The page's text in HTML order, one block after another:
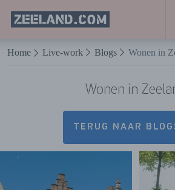
Naar hoofdinhoud
Homepage
Zeeland.com
Home Live-work Blogs Wonen in
Wonen in
TERUG NAAR